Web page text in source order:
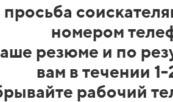
номером
резюме и по
вам в течении
рабочий